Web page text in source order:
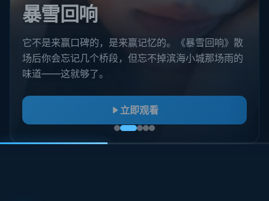
危城追缉
像读短篇小说：起笔平淡，落笔惊心。《危城追缉》
的纪录片结构不炫技，但河正宇最后一句台词会把人
钉在座位上。
立即观看